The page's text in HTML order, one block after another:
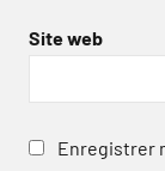
Site web
Enregistrer